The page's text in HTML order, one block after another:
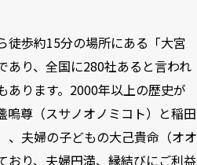
徒歩約15分の場所にある「大宮
あり、全国に280社あると言われ
あります。2000年以上の歴史が
嗚尊（スサノオノミコト）と稲田
、夫婦の子どもの大己貴命（オオ
おり、夫婦円満、縁結びにご利益